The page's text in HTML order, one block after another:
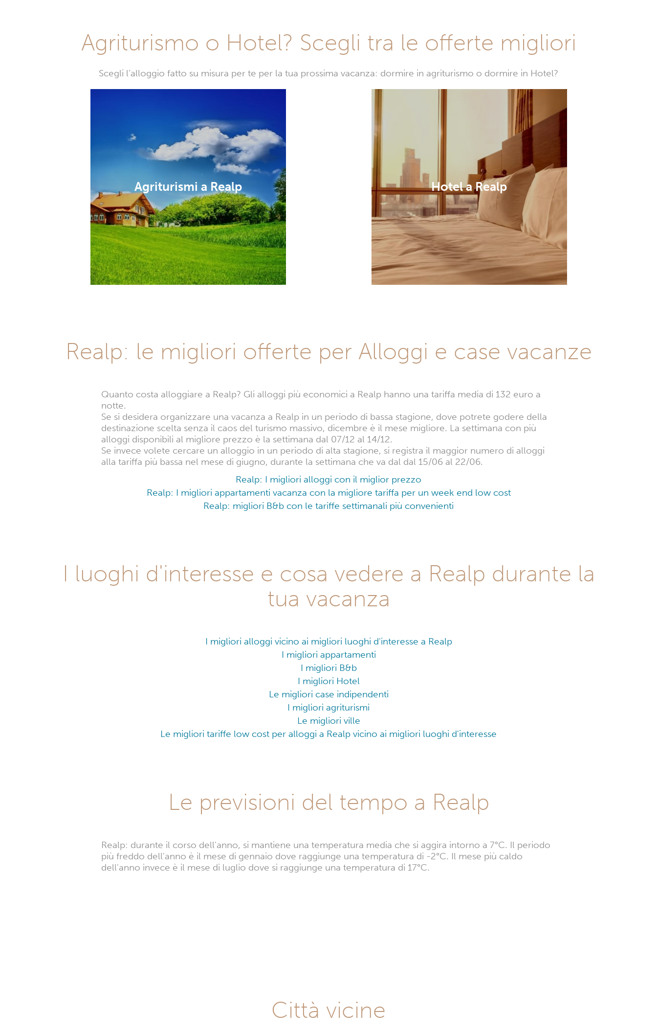
Agriturismo o Hotel? Scegli tra le offerte migliori
Scegli l’alloggio fatto su misura per te per la tua prossima vacanza: dormire in agriturismo o dormire in Hotel?
Agriturismi a Realp Hotel a Realp
Realp: le migliori offerte per Alloggi e case vacanze
Quanto costa alloggiare a Realp? Gli alloggi più economici a Realp hanno una tariffa media di 132 euro a
notte.
Se si desidera organizzare una vacanza a Realp in un periodo di bassa stagione, dove potrete godere della
destinazione scelta senza il caos del turismo massivo, dicembre è il mese migliore. La settimana con più
alloggi disponibili al migliore prezzo è la settimana dal 07/12 al 14/12.
Se invece volete cercare un alloggio in un periodo di alta stagione, si registra il maggior numero di alloggi
alla tariffa più bassa nel mese di giugno, durante la settimana che va dal dal 15/06 al 22/06.
Realp: I migliori alloggi con il miglior prezzo
Realp: I migliori appartamenti vacanza con la migliore tariffa per un week end low cost
Realp: migliori B&b con le tariffe settimanali più convenienti
I luoghi d'interesse e cosa vedere a Realp durante la
tua vacanza
I migliori alloggi vicino ai migliori luoghi d'interesse a Realp
I migliori appartamenti
I migliori B&b
I migliori Hotel
Le migliori case indipendenti
I migliori agriturismi
Le migliori ville
Le migliori tariffe low cost per alloggi a Realp vicino ai migliori luoghi d'interesse
Le previsioni del tempo a Realp
Realp: durante il corso dell'anno, si mantiene una temperatura media che si aggira intorno a 7°C. Il periodo
più freddo dell'anno è il mese di gennaio dove raggiunge una temperatura di -2°C. Il mese più caldo
dell'anno invece è il mese di luglio dove si raggiunge una temperatura di 17°C.
Città vicine